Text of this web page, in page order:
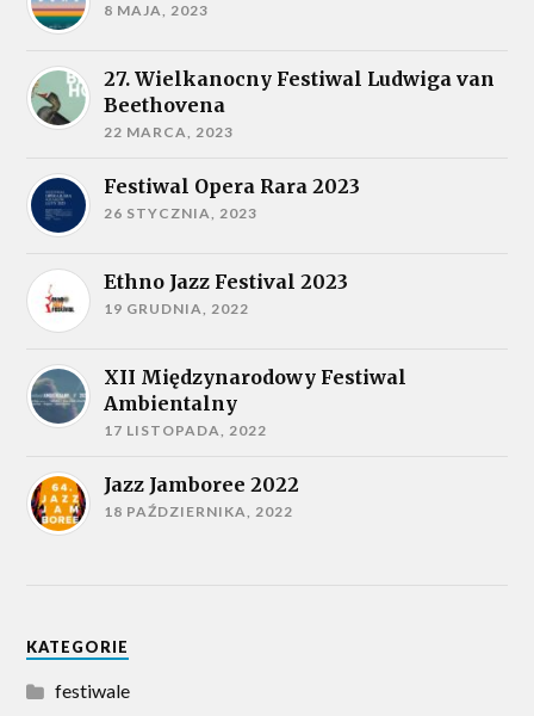
8 MAJA, 2023
27. Wielkanocny Festiwal Ludwiga van
Beethovena
22 MARCA, 2023
Festiwal Opera Rara 2023
26 STYCZNIA, 2023
Ethno Jazz Festival 2023
19 GRUDNIA, 2022
XII Międzynarodowy Festiwal
Ambientalny
17 LISTOPADA, 2022
Jazz Jamboree 2022
18 PAŹDZIERNIKA, 2022
KATEGORIE
festiwale